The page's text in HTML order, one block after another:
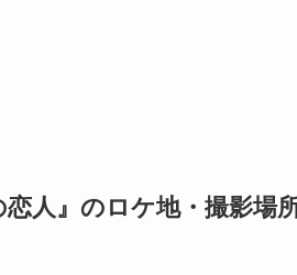
恋人』のロケ地・撮影場